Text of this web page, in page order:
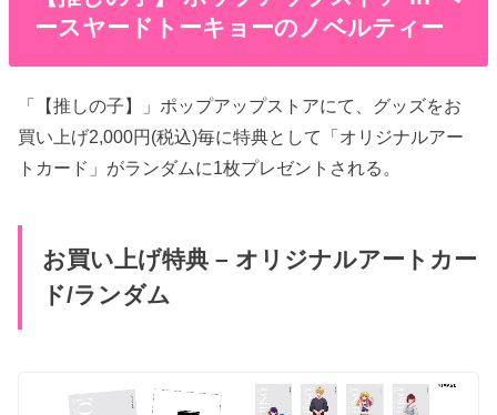
ースヤードトーキョーのノベルティー
「【推しの子】」ポップアップストアにて、グッズをお
買い上げ2,000円(税込)毎に特典として「オリジナルアー
トカード」がランダムに1枚プレゼントされる。
お買い上げ特典 – オリジナルアートカー
ド/ランダム